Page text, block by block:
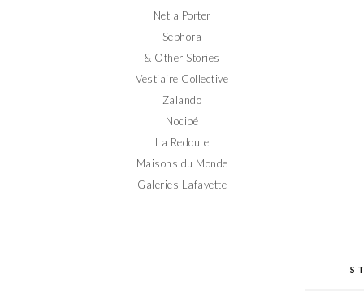
Net a Porter
Sephora
& Other Stories
Vestiaire Collective
Zalando
Nocibé
La Redoute
Maisons du Monde
Galeries Lafayette